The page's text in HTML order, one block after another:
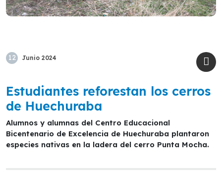
12 Junio 2024
Estudiantes reforestan los cerros
de Huechuraba
Alumnos y alumnas del Centro Educacional
Bicentenario de Excelencia de Huechuraba plantaron
especies nativas en la ladera del cerro Punta Mocha.